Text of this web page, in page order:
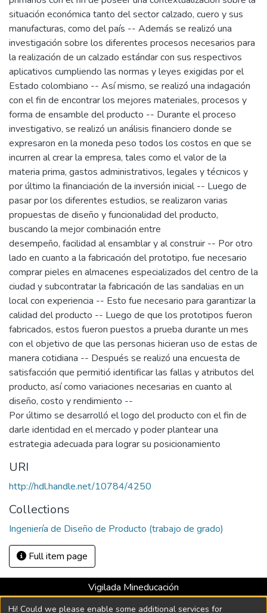
situación económica tanto del sector calzado, cuero y sus
manufacturas, como del país -- Además se realizó una
investigación sobre los diferentes procesos necesarios para
la realización de un calzado estándar con sus respectivos
aplicativos cumpliendo las normas y leyes exigidas por el
Estado colombiano -- Así mismo, se realizó una indagación
con el fin de encontrar los mejores materiales, procesos y
forma de ensamble del producto -- Durante el proceso
investigativo, se realizó un análisis financiero donde se
expresaron en la moneda peso todos los costos en que se
incurren al crear la empresa, tales como el valor de la
materia prima, gastos administrativos, legales y técnicos y
por último la financiación de la inversión inicial -- Luego de
pasar por los diferentes estudios, se realizaron varias
propuestas de diseño y funcionalidad del producto,
buscando la mejor combinación entre
desempeño, facilidad al ensamblar y al construir -- Por otro
lado en cuanto a la fabricación del prototipo, fue necesario
comprar pieles en almacenes especializados del centro de la
ciudad y subcontratar la fabricación de las sandalias en un
local con experiencia -- Esto fue necesario para garantizar la
calidad del producto -- Luego de que los prototipos fueron
fabricados, estos fueron puestos a prueba durante un mes
con el objetivo de que las personas hicieran uso de estas de
manera cotidiana -- Después se realizó una encuesta de
satisfacción que permitió identificar las fallas y atributos del
producto, así como variaciones necesarias en cuanto al
diseño, costo y rendimiento --
Por último se desarrolló el logo del producto con el fin de
darle identidad en el mercado y poder plantear una
estrategia adecuada para lograr su posicionamiento
URI
http://hdl.handle.net/10784/4250
Collections
Ingeniería de Diseño de Producto (trabajo de grado)
Full item page
Vigilada Mineducación
Universidad con Acreditación Institucional hasta 2026 -
Hi! Could we please enable some additional services for